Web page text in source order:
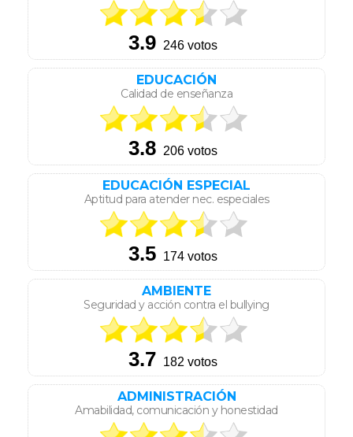
EDUCACIÓN
Calidad de enseñanza
EDUCACIÓN ESPECIAL
Aptitud para atender nec. especiales
AMBIENTE
Seguridad y acción contra el bullying
ADMINISTRACIÓN
Amabilidad, comunicación y honestidad